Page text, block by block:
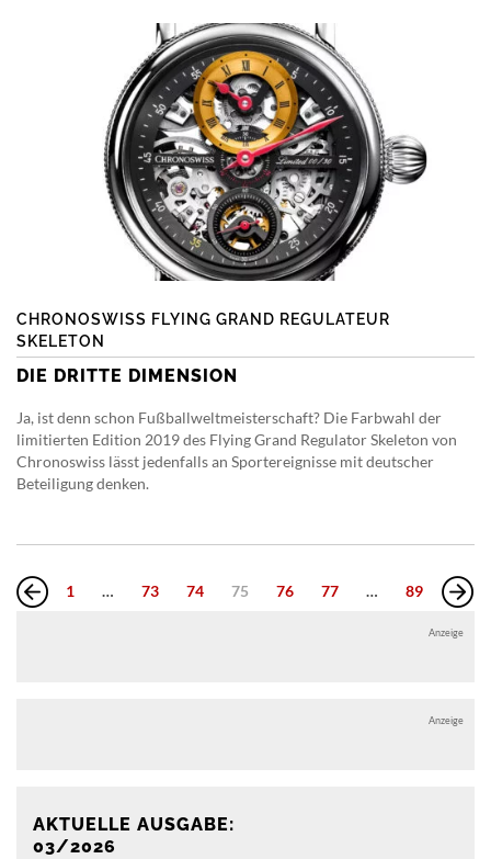
CHRONOSWISS FLYING GRAND REGULATEUR
SKELETON
DIE DRITTE DIMENSION
Ja, ist denn schon Fußballweltmeisterschaft? Die Farbwahl der
limitierten Edition 2019 des Flying Grand Regulator Skeleton von
Chronoswiss lässt jedenfalls an Sportereignisse mit deutscher
Beteiligung denken.
1 … 73 74 75 76 77 … 89
Anzeige
Anzeige
AKTUELLE AUSGABE:
03/2026